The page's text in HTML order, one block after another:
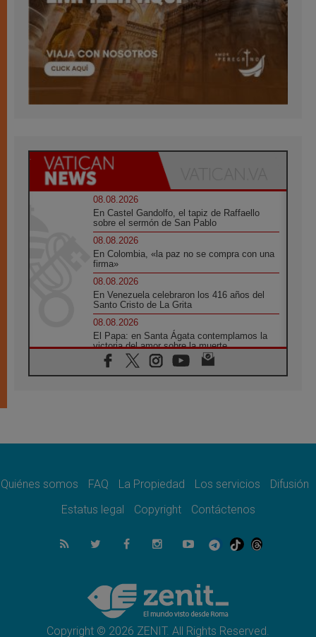
08.08.2026
En Castel Gandolfo, el tapiz de Raffaello
sobre el sermón de San Pablo
08.08.2026
En Colombia, «la paz no se compra con una
firma»
08.08.2026
En Venezuela celebraron los 416 años del
Santo Cristo de La Grita
08.08.2026
El Papa: en Santa Ágata contemplamos la
victoria del amor sobre la muerte
08.08.2026
León XIV visitará el Santuario de la Madre
07.08.2026
07.08.2026
el compromiso del cristiano"
La matanza de niños en Gaza no cesa: 300
muertos en 300 días
Tagle: La guerra desfigura el mundo, solo la
revelación de Dios lo transfigura
Quiénes somos FAQ La Propiedad Los servicios
Difusión
Estatus legal
Copyright Contáctenos
Copyright © 2026 ZENIT. All Rights Reserved.